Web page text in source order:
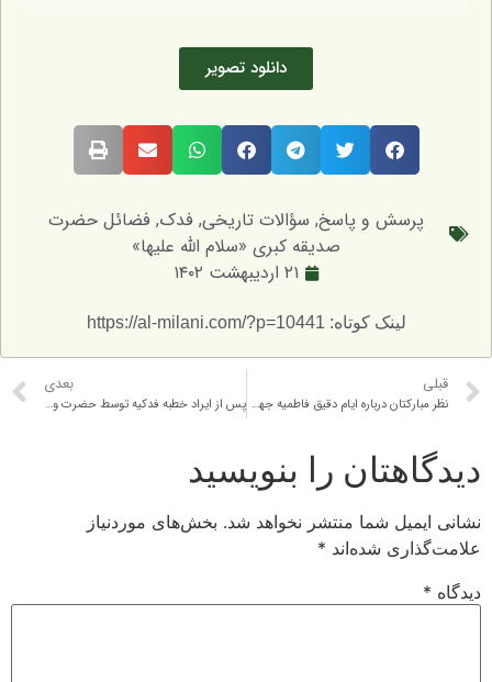
و پاسخ,سؤالات تاریخی,فدک,فضائل حضرت
صدیقه کبری «سلام الله علیها»
نظر مبارکتان درباره ایام دقیق فاطمیه جهت برگزاری مراسم عزاداری را بیان فرمائید؟ پس از ایراد خطبه فدکیه توسط حضرت و بازگشت به منزل امیر المؤمنین (علیه السلام)، گفتگویی میان آن بزرگواران نقل شده که ظاهر کلام، مخالف با مقام حضرت صدیقه طاهره و معرفت ایشان نسبت به مقام امام (علیه السلام) است. نظر شما دراین رابطه چیست؟
را بنویسید
شما منتشر نخواهد شد. بخش‌های موردنیاز
شده‌اند*